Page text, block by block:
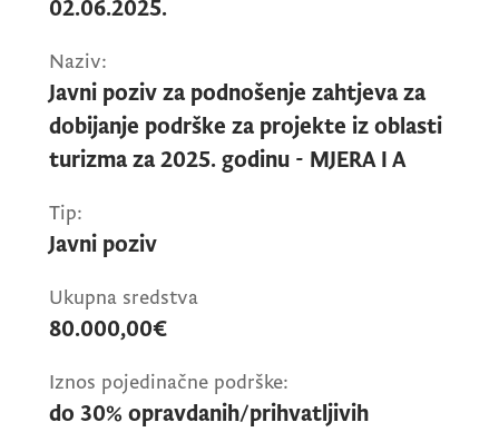
02.06.2025.
Naziv:
Javni poziv za podnošenje zahtjeva za
dobijanje podrške za projekte iz oblasti
turizma za 2025. godinu - MJERA I A
Tip:
Javni poziv
Ukupna sredstva
80.000,00€
Iznos pojedinačne podrške:
do 30% opravdanih/prihvatljivih